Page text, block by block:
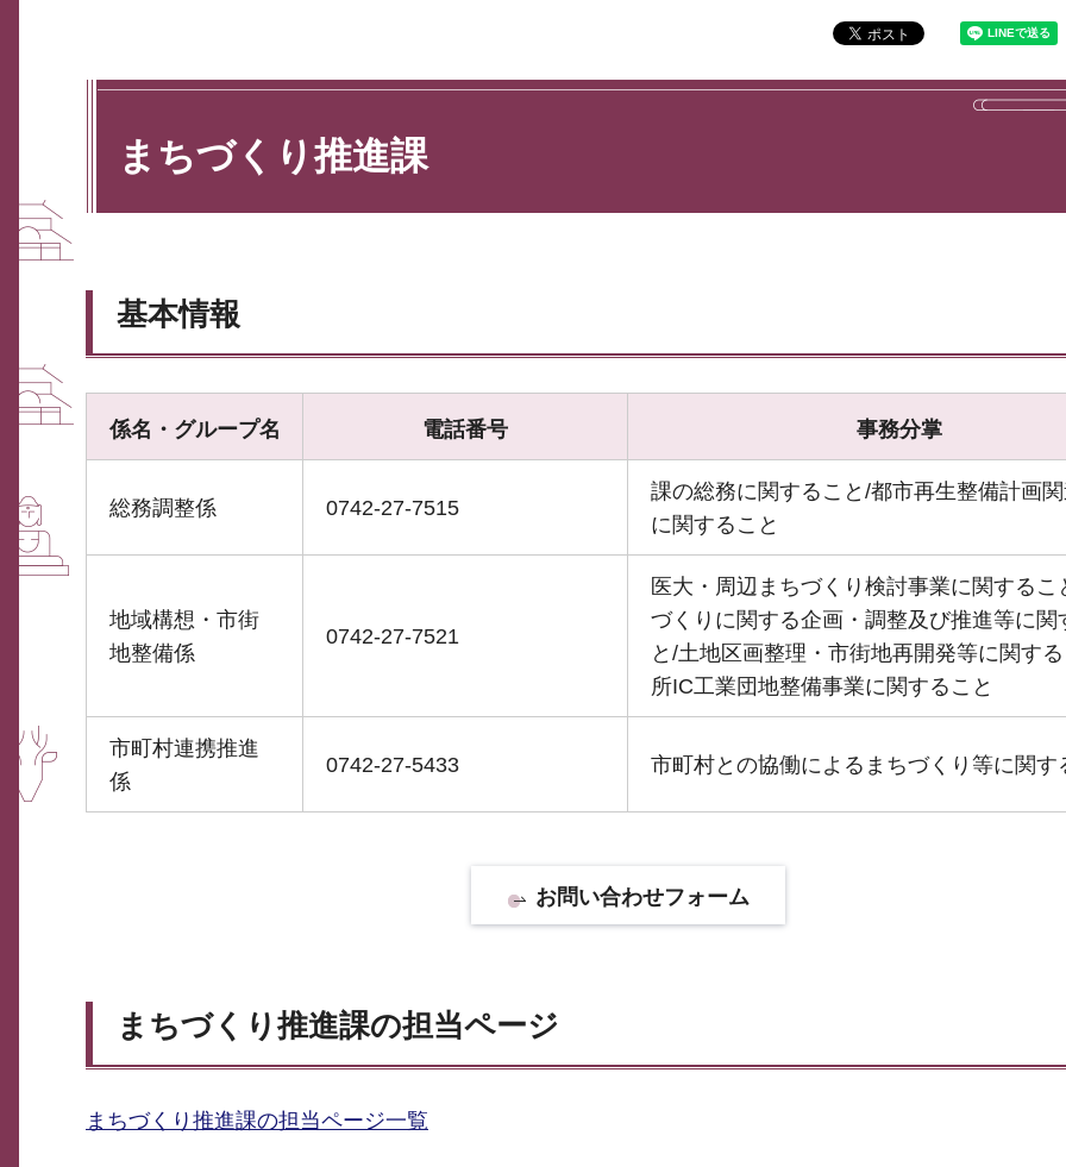
まちづくり推進課
基本情報
係名・グループ名 電話番号 事務分掌
総務調整係 0742-27-7515
課の総務に関すること/都市再生整備計画
に関すること
地域構想・市街
地整備係
0742-27-7521
医大・周辺まちづくり検討事業に関するこ
づくりに関する企画・調整及び推進等に関
と/土地区画整理・市街地再開発等に関す
所IC工業団地整備事業に関すること
市町村連携推進
係
0742-27-5433 市町村との協働によるまちづくり等に関す
まちづくり推進課の担当ページ
まちづくり推進課の担当ページ一覧